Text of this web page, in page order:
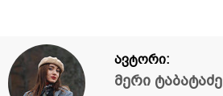
ავტორი:
მერი ტაბატაძე